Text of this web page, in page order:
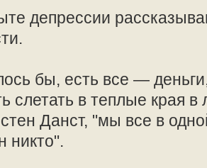
депрессии
бы, есть все —
слетать в теплые края
Данст, "мы все в
никто".